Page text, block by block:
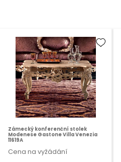
Zámecký konferenční stolek
Modenese Gastone Villa Venezia
11619A
Cena na vyžádání